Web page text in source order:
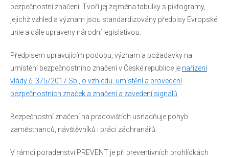
bezpečnostní značení. Tvoří jej zejména tabulky s piktogramy,
jejichž vzhled a význam jsou standardizovány předpisy Evropské
unie a dále upraveny národní legislativou.
Předpisem upravujícím podobu, význam a požadavky na
umístění bezpečnostního značení v České republice je nařízení
vlády č. 375/2017 Sb., o vzhledu, umístění a provedení
bezpečnostních značek a značení a zavedení signálů
Bezpečnostní značení na pracovištích usnadňuje pohyb
zaměstnanců, návštěvníků i práci záchranářů.
V rámci poradenství PREVENT je při preventivních prohlídkách